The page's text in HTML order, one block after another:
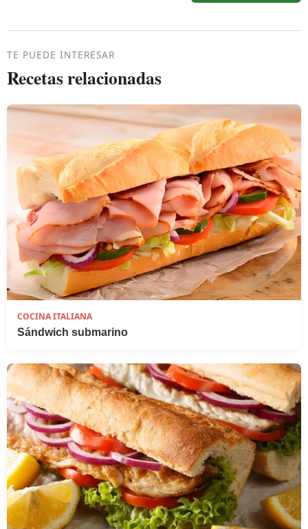
TE PUEDE INTERESAR
Recetas relacionadas
COCINA ITALIANA
Sándwich submarino